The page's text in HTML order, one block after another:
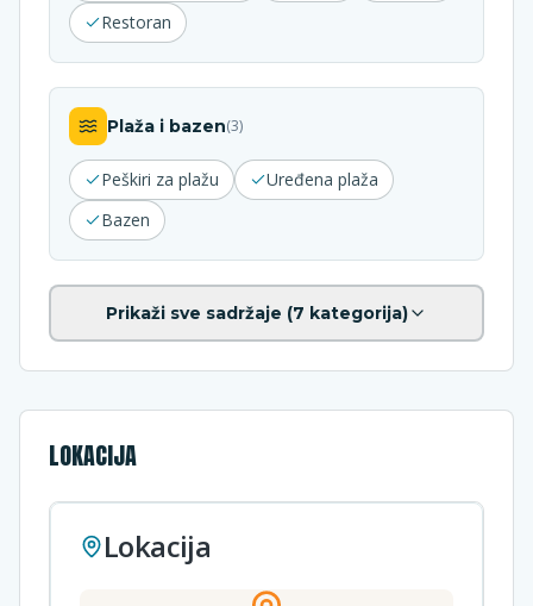
Restoran
Plaža i bazen(3)
Peškiri za plažu
Uređena plaža
Bazen
Prikaži sve sadržaje (7 kategorija)
LOKACIJA
Lokacija